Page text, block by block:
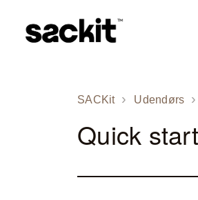
SACKit Udendørs
Quick